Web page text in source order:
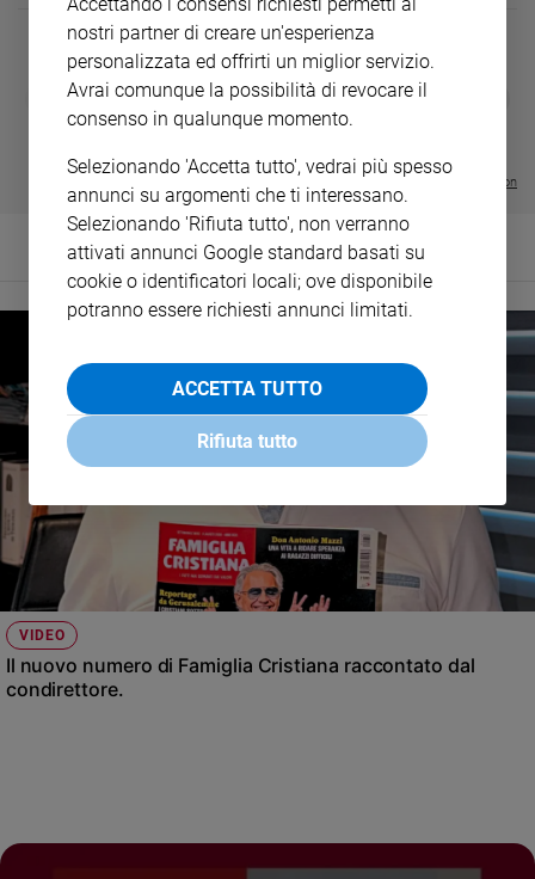
LE GRANDI BASILICHE ITALIANE
DIARIO G 2026-27
- € 8,90
Visualizza tutte le collection
VIDEO
Il nuovo numero di Famiglia Cristiana raccontato dal
condirettore.
nostri partner di creare un'esperienza
personalizzata ed offrirti un miglior servizio.
Avrai comunque la possibilità di revocare il
consenso in qualunque momento.
Selezionando 'Accetta tutto', vedrai più spesso
annunci su argomenti che ti interessano.
Selezionando 'Rifiuta tutto', non verranno
attivati annunci Google standard basati su
cookie o identificatori locali; ove disponibile
potranno essere richiesti annunci limitati.
ACCETTA TUTTO
Rifiuta tutto